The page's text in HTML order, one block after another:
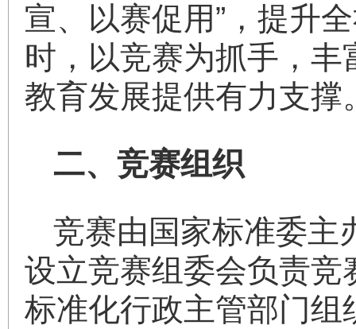
宣、以赛促用”，提升
时，以竞赛为抓手，
教育发展提供有力支撑
二、竞赛组织
竞赛由国家标准委主
设立竞赛组委会负责
标准化行政主管部门组